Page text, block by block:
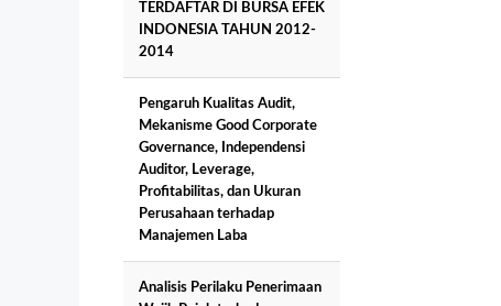
TERDAFTAR DI BURSA EFEK
INDONESIA TAHUN 2012-
2014
Pengaruh Kualitas Audit,
Mekanisme Good Corporate
Governance, Independensi
Auditor, Leverage,
Profitabilitas, dan Ukuran
Perusahaan terhadap
Manajemen Laba
Analisis Perilaku Penerimaan